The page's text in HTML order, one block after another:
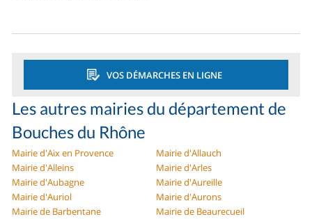
VOS DÉMARCHES EN LIGNE
Les autres mairies du département de
Bouches du Rhône
Mairie d'Aix en Provence
Mairie d'Allauch
Mairie d'Alleins
Mairie d'Arles
Mairie d'Aubagne
Mairie d'Aureille
Mairie d'Auriol
Mairie d'Aurons
Mairie de Barbentane
Mairie de Beaurecueil